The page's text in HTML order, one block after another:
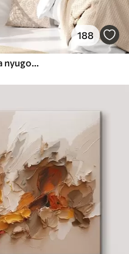
188
Tájkép festmény egy vitorlással a nyugodt tengeren, narancssárga és sárga égbolt, távoli hegyek